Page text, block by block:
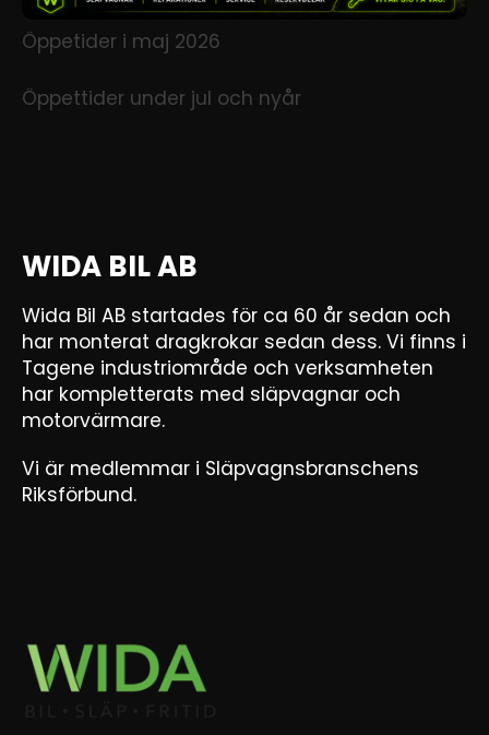
Öppetider i maj 2026
Öppettider under jul och nyår
WIDA BIL AB
Wida Bil AB startades för ca 60 år sedan och
har monterat dragkrokar sedan dess. Vi finns i
Tagene industriområde och verksamheten
har kompletterats med släpvagnar och
motorvärmare.
Vi är medlemmar i Släpvagnsbranschens
Riksförbund.